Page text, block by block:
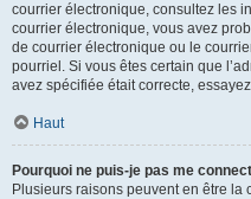
courrier électronique, consultez les
courrier électronique, vous avez
de courrier électronique ou le
pourriel. Si vous êtes certain que
avez spécifiée était correcte,
Haut
Pourquoi ne puis-je pas me
Plusieurs raisons peuvent en être la